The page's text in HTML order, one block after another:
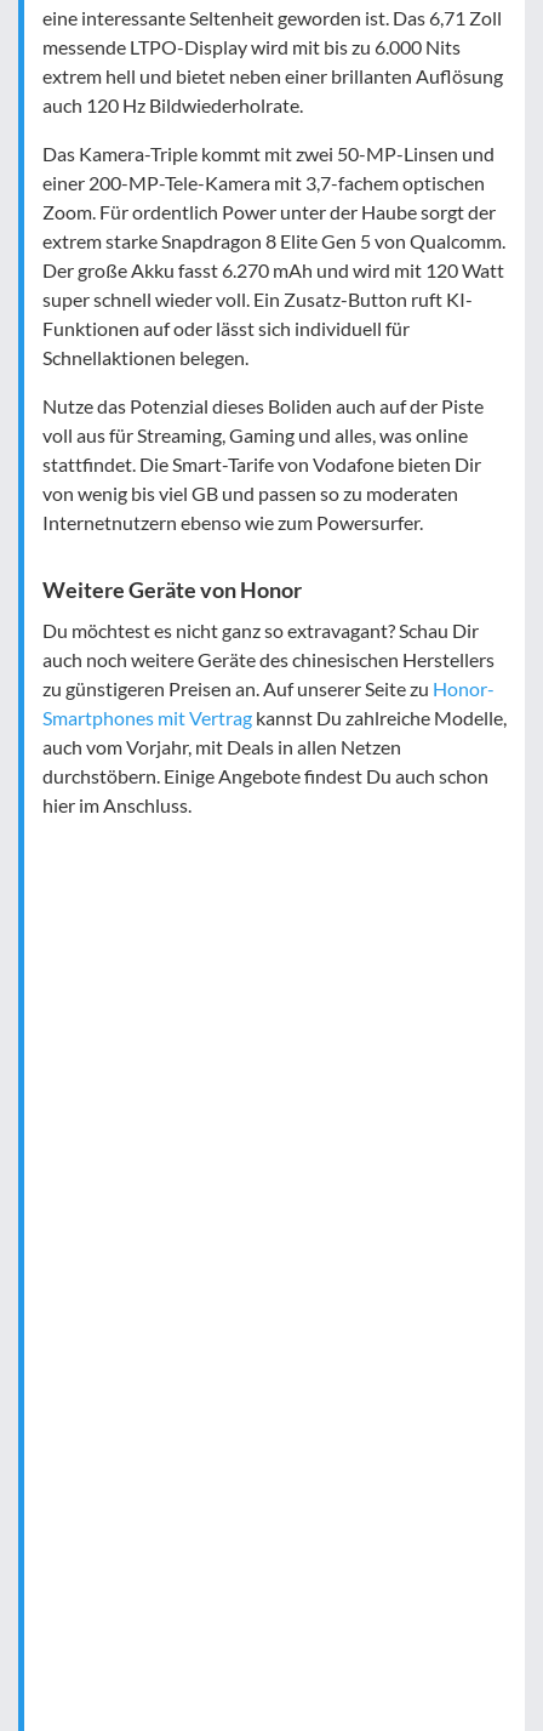
eine interessante Seltenheit geworden ist. Das 6,71 Zoll
messende LTPO-Display wird mit bis zu 6.000 Nits
extrem hell und bietet neben einer brillanten Auflösung
auch 120 Hz Bildwiederholrate.
Das Kamera-Triple kommt mit zwei 50-MP-Linsen und
einer 200-MP-Tele-Kamera mit 3,7-fachem optischen
Zoom. Für ordentlich Power unter der Haube sorgt der
extrem starke Snapdragon 8 Elite Gen 5 von Qualcomm.
Der große Akku fasst 6.270 mAh und wird mit 120 Watt
super schnell wieder voll. Ein Zusatz-Button ruft KI-
Funktionen auf oder lässt sich individuell für
Schnellaktionen belegen.
Nutze das Potenzial dieses Boliden auch auf der Piste
voll aus für Streaming, Gaming und alles, was online
stattfindet. Die Smart-Tarife von Vodafone bieten Dir
von wenig bis viel GB und passen so zu moderaten
Internetnutzern ebenso wie zum Powersurfer.
Weitere Geräte von Honor
Du möchtest es nicht ganz so extravagant? Schau Dir
auch noch weitere Geräte des chinesischen Herstellers
zu günstigeren Preisen an. Auf unserer Seite zu Honor-
Smartphones mit Vertrag kannst Du zahlreiche Modelle,
auch vom Vorjahr, mit Deals in allen Netzen
durchstöbern. Einige Angebote findest Du auch schon
hier im Anschluss.